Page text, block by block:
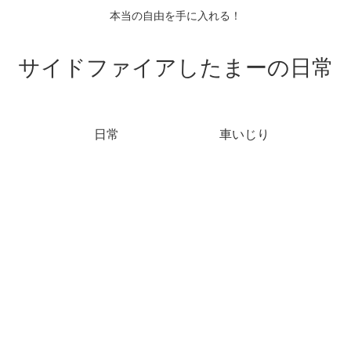
本当の自由を手に入れる！
サイドファイアしたまーの日常
日常 車いじり